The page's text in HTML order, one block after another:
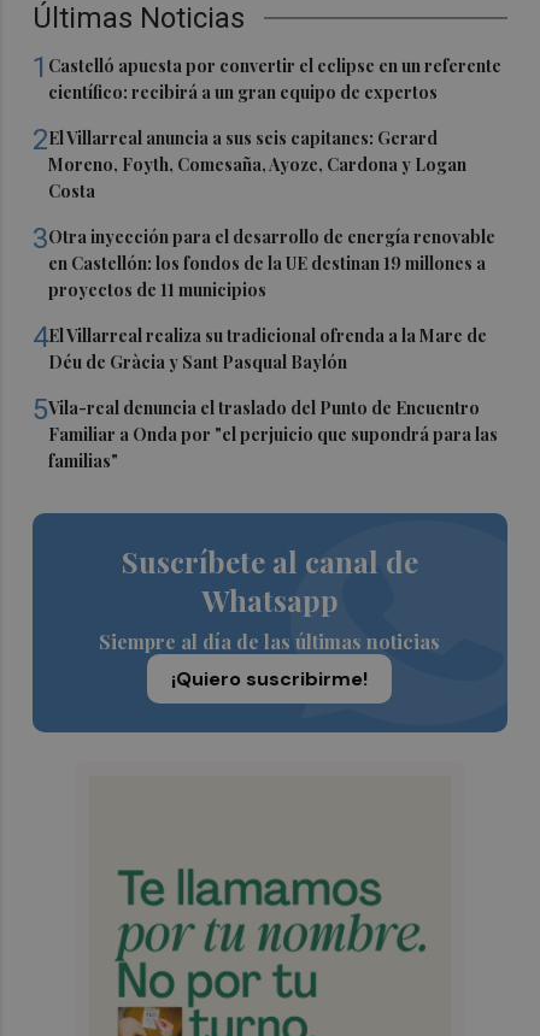
Últimas Noticias
1 Castelló apuesta por convertir el eclipse en un referente
científico: recibirá a un gran equipo de expertos
2El Villarreal anuncia a sus seis capitanes: Gerard
Moreno, Foyth, Comesaña, Ayoze, Cardona y Logan
Costa
3Otra inyección para el desarrollo de energía renovable
en Castellón: los fondos de la UE destinan 19 millones a
proyectos de 11 municipios
4El Villarreal realiza su tradicional ofrenda a la Mare de
Déu de Gràcia y Sant Pasqual Baylón
5Vila-real denuncia el traslado del Punto de Encuentro
Familiar a Onda por "el perjuicio que supondrá para las
familias"
Suscríbete al canal de
Whatsapp
Siempre al día de las últimas noticias
¡Quiero suscribirme!